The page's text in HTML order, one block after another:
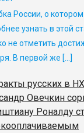
России, о
узнать в этой
не отметить
В первой же […]
русских в
Овечкин
Роналду